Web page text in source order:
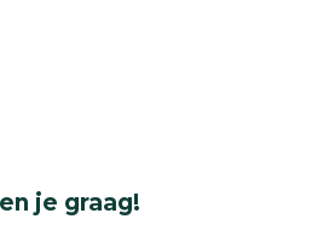
je graag!